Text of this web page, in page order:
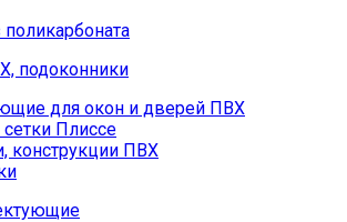
подоконники
для окон и дверей ПВХ
Плиссе
конструкции ПВХ